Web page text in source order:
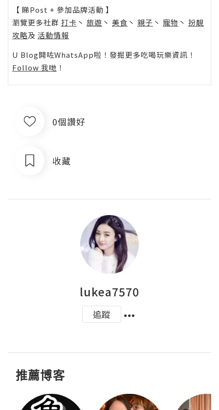
【 睇Post + 參加品牌活動 】
瀏覽更多社群 打卡 丶 旅遊 丶 美食 丶 親子 丶 寵物 丶 扮靚
攻略及 活動情報
U Blog開咗WhatsApp啦！發掘更多吃喝玩樂資訊！
Follow 我哋 ！
0個讚好
收藏
lukea7570
追蹤
推薦博客